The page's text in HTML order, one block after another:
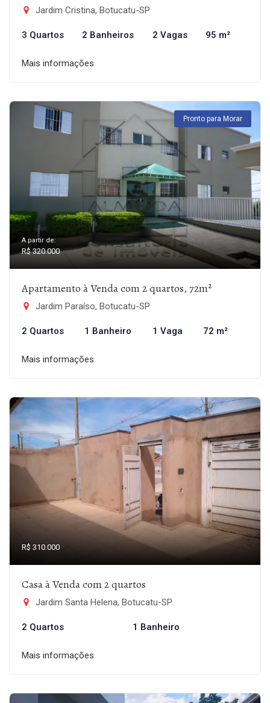
Jardim Cristina, Botucatu-SP
3 Quartos 2 Banheiros 2 Vagas 95 m²
Mais informações
Pronto para Morar
A partir de:
R$ 320.000
Apartamento à Venda com 2 quartos, 72m²
Jardim Paraíso, Botucatu-SP
2 Quartos 1 Banheiro 1 Vaga 72 m²
Mais informações
R$ 310.000
Casa à Venda com 2 quartos
Jardim Santa Helena, Botucatu-SP
2 Quartos 1 Banheiro
Mais informações